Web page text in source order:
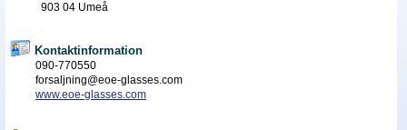
Kontaktlinstyper
Linsvätska
Optiker
903 04 Umeå
Kontaktinformation
090-770550
forsaljning@eoe-glasses.com
www.eoe-glasses.com